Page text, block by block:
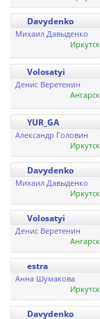
Davydenko
Михаил Давыденко
Иркутск
Volosatyi
Денис Веретенин
Ангарск
YUR_GA
Александр Головин
Иркутск
Davydenko
Михаил Давыденко
Иркутск
Volosatyi
Денис Веретенин
Ангарск
estra
Анна Шумакова
Иркутск
Davydenko